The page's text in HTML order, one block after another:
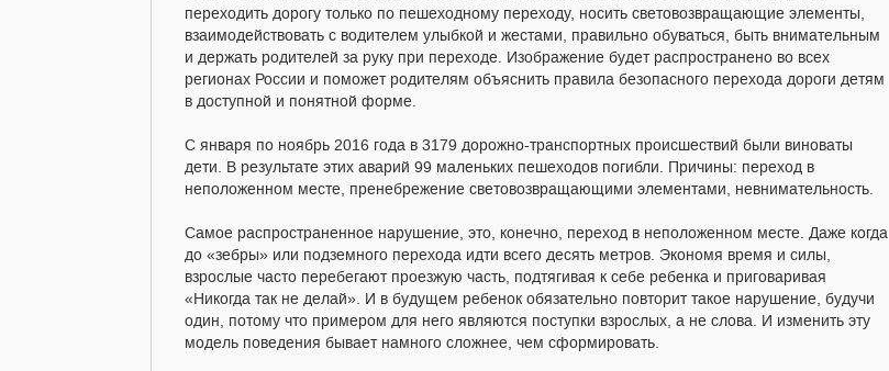
переходить дорогу только по пешеходному переходу, носить световозвращающие элементы,
взаимодействовать с водителем улыбкой и жестами, правильно обуваться, быть внимательным
и держать родителей за руку при переходе. Изображение будет распространено во всех
регионах России и поможет родителям объяснить правила безопасного перехода дороги детям
в доступной и понятной форме.
С января по ноябрь 2016 года в 3179 дорожно-транспортных происшествий были виноваты
дети. В результате этих аварий 99 маленьких пешеходов погибли. Причины: переход в
неположенном месте, пренебрежение световозвращающими элементами, невнимательность.
Самое распространенное нарушение, это, конечно, переход в неположенном месте. Даже когда
до «зебры» или подземного перехода идти всего десять метров. Экономя время и силы,
взрослые часто перебегают проезжую часть, подтягивая к себе ребенка и приговаривая
«Никогда так не делай». И в будущем ребенок обязательно повторит такое нарушение, будучи
один, потому что примером для него являются поступки взрослых, а не слова. И изменить эту
модель поведения бывает намного сложнее, чем сформировать.